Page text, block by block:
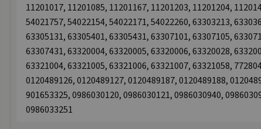
11201017, 11201085, 11201167, 11201203, 11201204,
54021757, 54022154, 54022171, 54022260, 63303213,
63305131, 63305401, 63305431, 63307101, 63307105,
63307431, 63320004, 63320005, 63320006, 63320028,
63321004, 63321005, 63321006, 63321007, 63321058,
0120489126, 0120489127, 0120489187, 0120489188,
901653325, 0986030120, 0986030121, 0986030940,
0986033251